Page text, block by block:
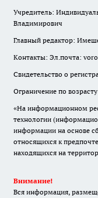
Учредитель:
Владимирович
Главный редактор:
Контакты: Эл.почта:
Свидетельство о
Ограничение по
«На информационном
технологии
информации на основе
относящихся к
находящихся на
Внимание!
Вся информация,